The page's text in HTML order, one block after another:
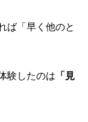
ば「早く他のと
験したのは 「見